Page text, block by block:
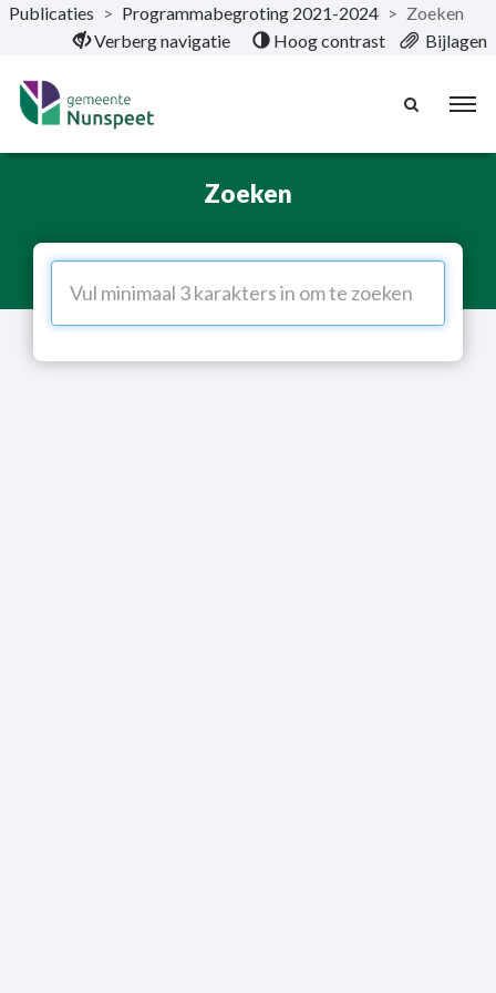
Naar hoofdinhoud
Publicaties > Programmabegroting 2021-2024 > Zoeken
Verberg navigatie
Hoog contrast Bijlagen
Zoeken